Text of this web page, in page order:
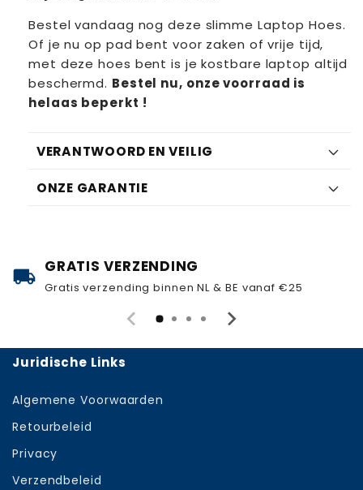
Bestel vandaag nog deze slimme Laptop Hoes.
Of je nu op pad bent voor zaken of vrije tijd,
met deze hoes bent is je kostbare laptop altijd
beschermd. Bestel nu, onze voorraad is
helaas beperkt !
VERANTWOORD EN VEILIG
ONZE GARANTIE
local_shipping GRATIS VERZENDING
Gratis verzending binnen NL & BE vanaf €25
Juridische Links
Algemene Voorwaarden
Retourbeleid
Privacy
Verzendbeleid